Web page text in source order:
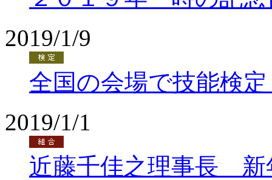
2019/1/9
全国の会場で技能検
2019/1/1
近藤千佳之理事長 新